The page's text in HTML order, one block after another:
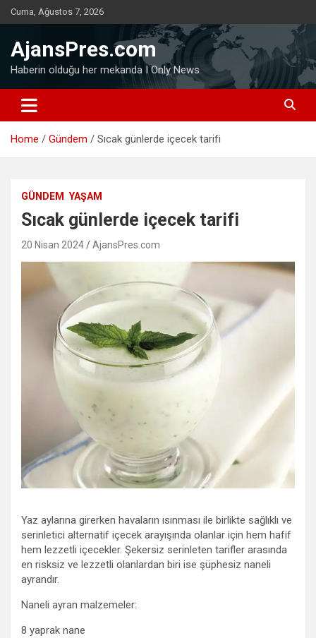
Skip
to
Cuma, Ağustos 7, 2026
AjansPres.com
Haberin olduğu her mekanda I Only News
Home Gündem Sıcak günlerde içecek tarifi
GÜNDEM YAŞAM
Sıcak günlerde içecek tarifi
20 Nisan 2024 AjansPres.com
Yaz aylarına girerken havaların ısınması ile birlikte sağlıklı ve
serinletici alternatif içecek arayışında olanlar için hem hafif
hem lezzetli içecekler. Şekersiz serinleten tarifler arasında
en risksiz ve lezzetli olanlardan biri ise şüphesiz naneli
ayrandır.
Naneli ayran malzemeler:
8 yaprak nane